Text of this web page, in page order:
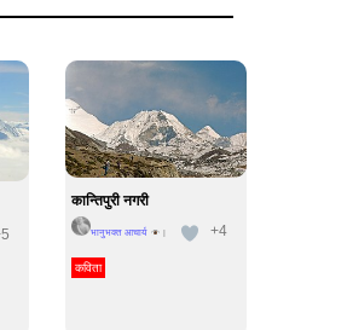
कान्तिपुरी नगरी
भानुभक्त आचार्य | +4
कविता